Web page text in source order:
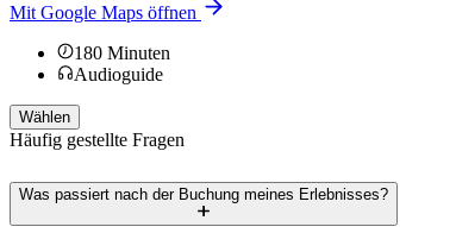
Mit Google Maps öffnen
180 Minuten
Audioguide
Wählen
Häufig gestellte Fragen
Was passiert nach der Buchung meines Erlebnisses?